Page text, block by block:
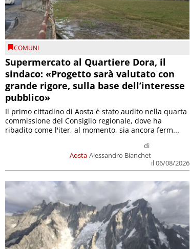
COMUNI
Supermercato al Quartiere Dora, il
sindaco: «Progetto sarà valutato con
grande rigore, sulla base dell’interesse
pubblico»
Aosta
di
Alessandro Bianchet
il 06/08/2026
Il primo cittadino di Aosta è stato audito nella quarta
commissione del Consiglio regionale, dove ha
ribadito come l'iter, al momento, sia ancora ferm...